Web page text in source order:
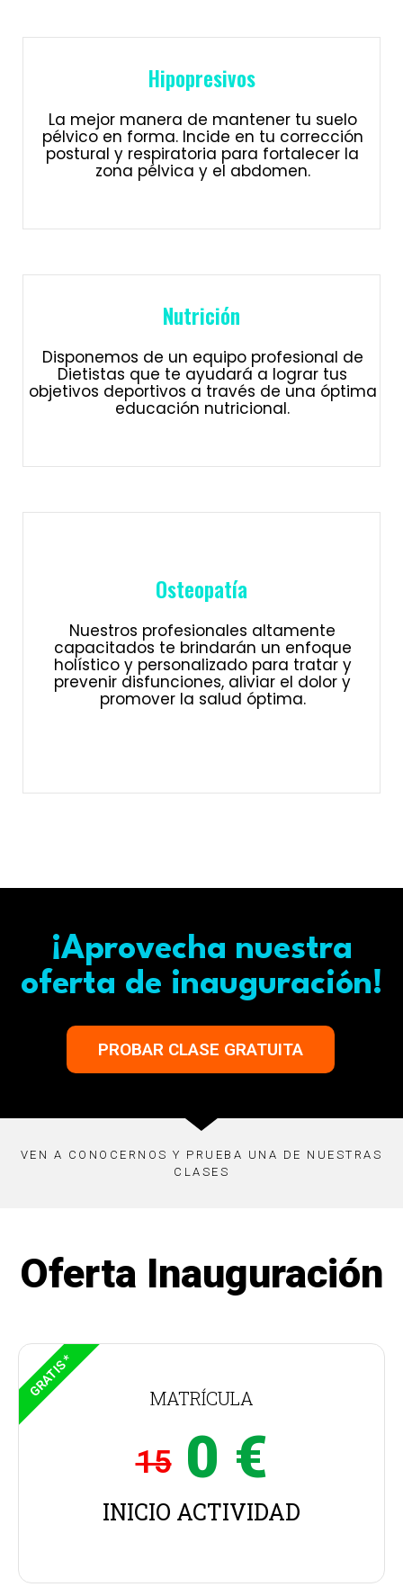
Hipopresivos
La mejor manera de mantener tu suelo
pélvico en forma. Incide en tu corrección
postural y respiratoria para fortalecer la
zona pélvica y el abdomen.
Nutrición
Disponemos de un equipo profesional de
Dietistas que te ayudará a lograr tus
objetivos deportivos a través de una óptima
educación nutricional.
Osteopatía
Nuestros profesionales altamente
capacitados te brindarán un enfoque
holístico y personalizado para tratar y
prevenir disfunciones, aliviar el dolor y
promover la salud óptima.
¡Aprovecha nuestra
oferta de inauguración!
PROBAR CLASE GRATUITA
VEN A CONOCERNOS Y PRUEBA UNA DE NUESTRAS
CLASES
Oferta Inauguración
MATRÍCULA
15 0 €
INICIO ACTIVIDAD
GRATIS *